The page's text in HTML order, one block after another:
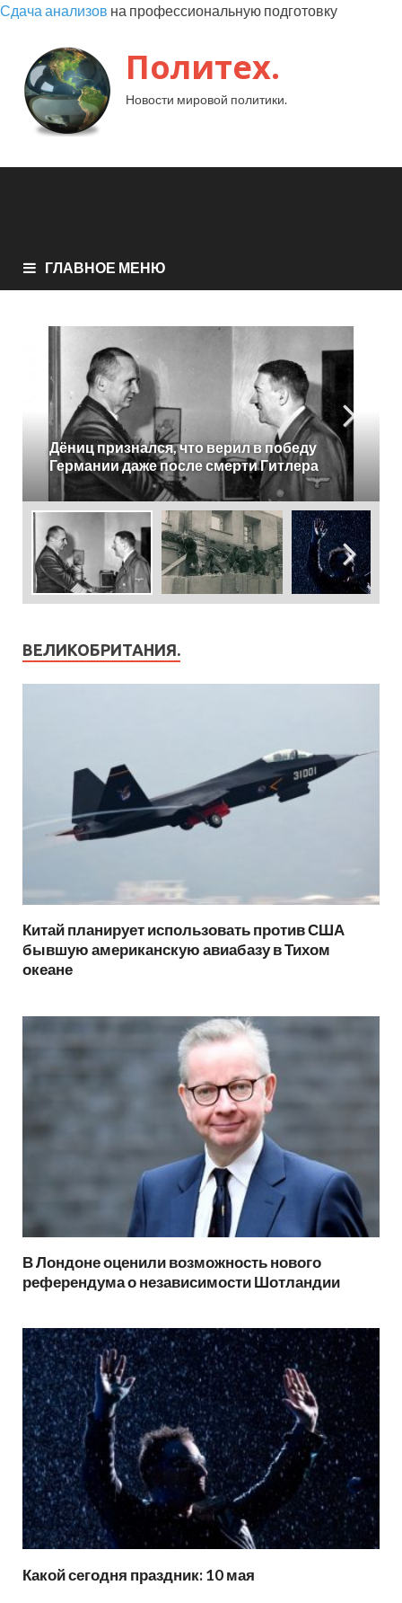
Сдача анализов на профессиональную подготовку
Политех.
Новости мировой политики.
ГЛАВНОЕ МЕНЮ
День в истории: казанская фабрика
«Тасма», первые советские телевизоры
и Каймановы острова
ВЕЛИКОБРИТАНИЯ.
Китай планирует использовать против США
бывшую американскую авиабазу в Тихом
океане
В Лондоне оценили возможность нового
референдума о независимости Шотландии
Какой сегодня праздник: 10 мая